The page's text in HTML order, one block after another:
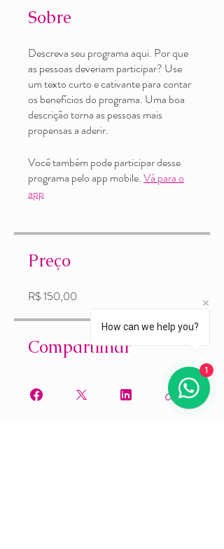
Sobre
Descreva seu programa aqui. Por que
as pessoas deveriam participar? Use
um texto curto e cativante para contar
os benefícios do programa. Uma boa
descrição torna as pessoas mais
propensas a aderir.
Você também pode participar desse
programa pelo app mobile.Vá para o
app
Preço
R$ 150,00
Compartilhar
How can we help you?
1